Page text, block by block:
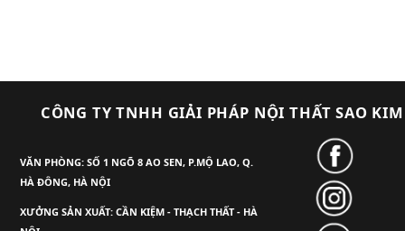
CÔNG TY TNHH GIẢI PHÁP NỘI THẤT SAO KIM
VĂN PHÒNG: SỐ 1 NGÕ 8 AO SEN, P.MỘ LAO, Q.
HÀ ĐÔNG, HÀ NỘI
XƯỞNG SẢN XUẤT: CẦN KIỆM - THẠCH THẤT - HÀ